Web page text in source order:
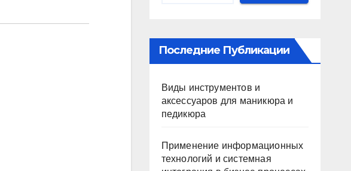
Последние Публикации
Виды инструментов и
аксессуаров для маникюра и
педикюра
Применение информационных
технологий и системная